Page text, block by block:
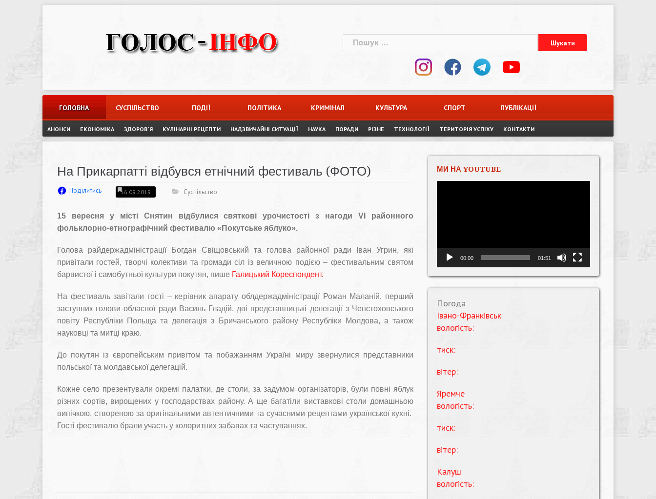
Пошук:
ГОЛОВНА СУСПІЛЬСТВО ПОДІЇ ПОЛІТИКА КРИМІНАЛ КУЛЬТУРА СПОРТ ПУБЛІКАЦІЇ
АНОНСИ ЕКОНОМІКА ЗДОРОВ`Я КУЛІНАРНІ РЕЦЕПТИ НАДЗВИЧАЙНІ СИТУАЦІЇ НАУКА ПОРАДИ РІЗНЕ ТЕХНОЛОГІЇ ТЕРИТОРІЯ УСПІХУ КОНТАКТИ
На Прикарпатті відбувся етнічний фестиваль (ФОТО)
Поділитись 16.09.2019 Суспільство
15 вересня у місті Снятин відбулися святкові урочистості з нагоди VІ районного
фольклорно-етнографічний фестивалю «Покутське яблуко».
Голова райдержадміністрації Богдан Свіщовський та голова районної ради Іван Угрин, які
привітали гостей, творчі колективи та громади сіл із величною подією – фестивальним святом
барвистої і самобутньої культури покутян, пише Галицький Кореспондент.
На фестиваль завітали гості – керівник апарату облдержадміністрації Роман Маланій, перший
заступник голови обласної ради Василь Гладій, дві представницькі делегації з Ченстоховського
повіту Республіки Польща та делегація з Бричанського району Республіки Молдова, а також
науковці та митці краю.
До покутян із європейським привітом та побажанням Україні миру звернулися представники
польської та молдавської делегацій.
Кожне село презентували окремі палатки, де столи, за задумом організаторів, були повні яблук
різних сортів, вирощених у господарствах району. А ще багатіли виставкові столи домашньою
випічкою, створеною за оригінальними автентичними та сучасними рецептами української кухні.
Гості фестивалю брали участь у колоритних забавах та частуваннях.
МИ НА YOUTUBE
00:00 01:51
Погода
Івано-Франківськ
вологість:
тиск:
вітер:
Яремче
вологість:
тиск:
вітер:
Калуш
вологість: